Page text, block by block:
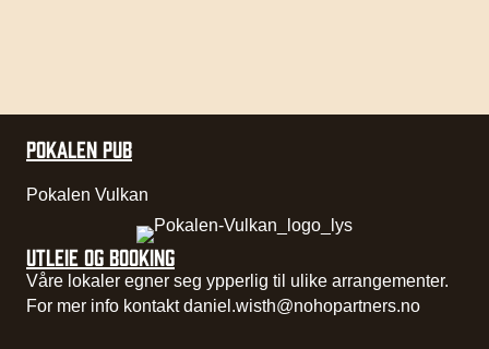
POKALEN PUB
Pokalen Vulkan
UTLEIE OG BOOKING
Våre lokaler egner seg ypperlig til ulike arrangementer.
For mer info kontaktdaniel.wisth@nohopartners.no